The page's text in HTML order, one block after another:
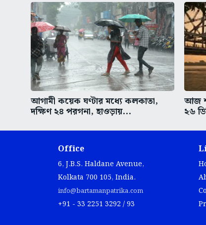
আগামী কয়েক ঘণ্টার মধ্যে কলকাতা,
দক্ষিণ ২৪ পরগনা, হাওড়ায়...
আজ
২৬
Office
6, J.B.S. Haldane Avenue,
Kolkata 700 105, India.
info@bartamanpatrika.com
+91 - 33 2251 3292 / 93